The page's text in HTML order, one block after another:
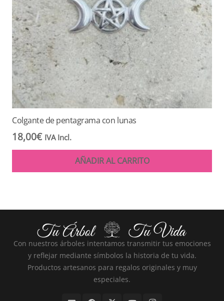
Colgante de pentagrama con lunas
18,00€ IVA Incl.
AÑADIR AL CARRITO
Con nuestros árboles intentamos transmitir tus emociones
y reflejar mediante símbolos la historia de tu vida.
Productos artesanos para regalos originales y muy
especiales.